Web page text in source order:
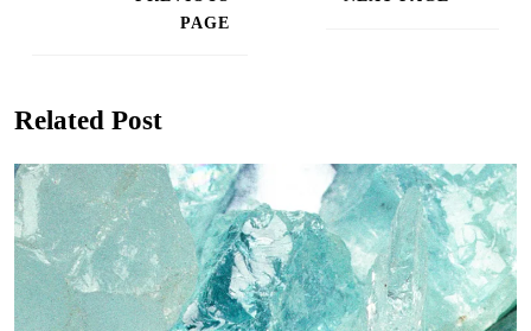
PAGE
Related Post